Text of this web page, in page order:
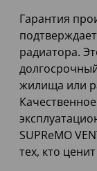
Гарантия
радиатора.
жилища или
SUPReMO
тех, кто